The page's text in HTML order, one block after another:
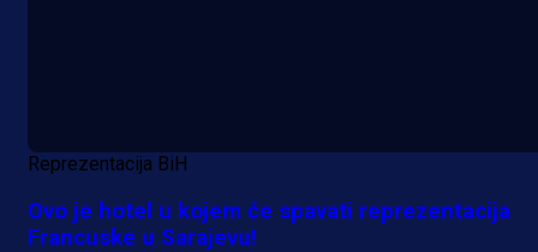
Reprezentacija BiH
Ovo je hotel u kojem će spavati reprezentacija
Francuske u Sarajevu!